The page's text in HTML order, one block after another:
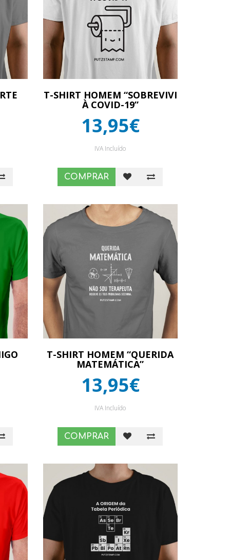
T-SHIRT HOMEM “SOBREVIVI
À COVID-19”
13,95€
IVA Incluído
COMPRAR
T-SHIRT HOMEM “QUERIDA
MATEMÁTICA”
13,95€
IVA Incluído
COMPRAR